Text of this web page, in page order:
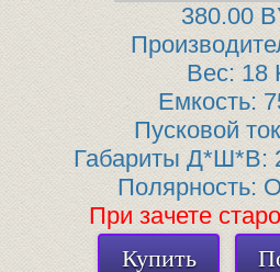
380.00
Вес: 18
Емкость:
Пусковой
Габариты Д*Ш*В:
Полярность:
При зачете
Купить